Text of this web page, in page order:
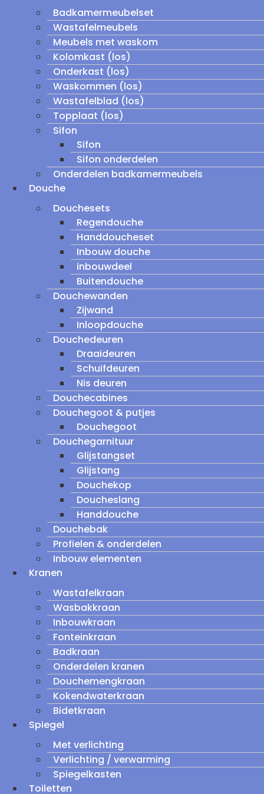
Badkamermeubelset
Wastafelmeubels
Meubels met waskom
Kolomkast (los)
Onderkast (los)
Waskommen (los)
Wastafelblad (los)
Topplaat (los)
Sifon
Sifon
Sifon onderdelen
Onderdelen badkamermeubels
Douche
Douchesets
Regendouche
Handdoucheset
Inbouw douche
inbouwdeel
Buitendouche
Douchewanden
Zijwand
Inloopdouche
Douchedeuren
Draaideuren
Schuifdeuren
Nis deuren
Douchecabines
Douchegoot & putjes
Douchegoot
Douchegarnituur
Glijstangset
Glijstang
Douchekop
Doucheslang
Handdouche
Douchebak
Profielen & onderdelen
Inbouw elementen
Kranen
Wastafelkraan
Wasbakkraan
Inbouwkraan
Fonteinkraan
Badkraan
Onderdelen kranen
Douchemengkraan
Kokendwaterkraan
Bidetkraan
Spiegel
Met verlichting
Verlichting / verwarming
Spiegelkasten
Toiletten